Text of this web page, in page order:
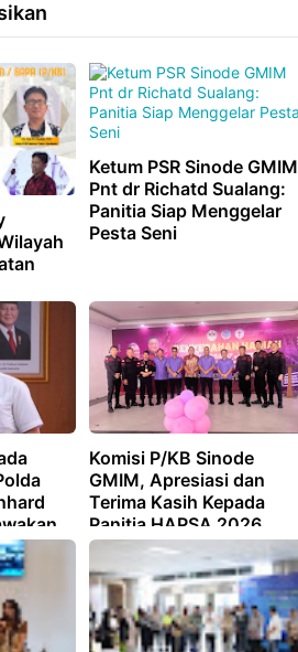
Ketum PSR Sinode GMIM
Pnt dr Richatd Sualang:
Panitia Siap Menggelar
Pesta Seni
Komisi P/KB Sinode
GMIM, Apresiasi dan
Terima Kasih Kepada
Panitia HAPSA 2026